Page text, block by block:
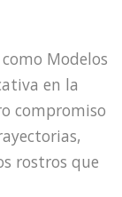
Modelos
en la
compromiso
rostros que